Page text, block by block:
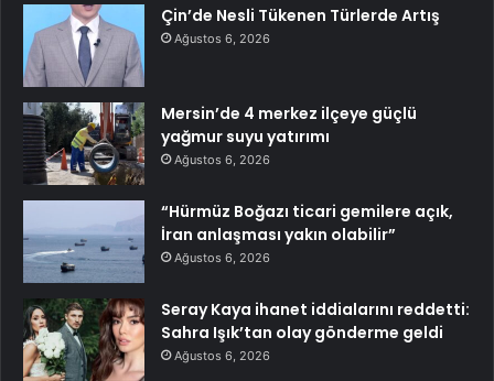
Çin’de Nesli Tükenen Türlerde Artış
Ağustos 6, 2026
Mersin’de 4 merkez ilçeye güçlü
yağmur suyu yatırımı
Ağustos 6, 2026
“Hürmüz Boğazı ticari gemilere açık,
İran anlaşması yakın olabilir”
Ağustos 6, 2026
Seray Kaya ihanet iddialarını reddetti:
Sahra Işık’tan olay gönderme geldi
Ağustos 6, 2026